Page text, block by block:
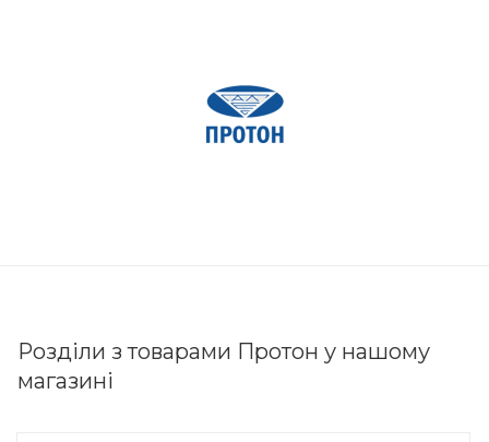
Розділи з товарами Протон у нашому
магазині